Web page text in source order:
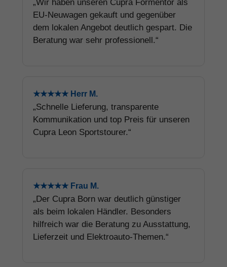
„Wir haben unseren Cupra Formentor als
EU-Neuwagen gekauft und gegenüber
dem lokalen Angebot deutlich gespart. Die
Beratung war sehr professionell.“
★★★★★ Herr M.
„Schnelle Lieferung, transparente
Kommunikation und top Preis für unseren
Cupra Leon Sportstourer.“
★★★★★ Frau M.
„Der Cupra Born war deutlich günstiger
als beim lokalen Händler. Besonders
hilfreich war die Beratung zu Ausstattung,
Lieferzeit und Elektroauto-Themen.“